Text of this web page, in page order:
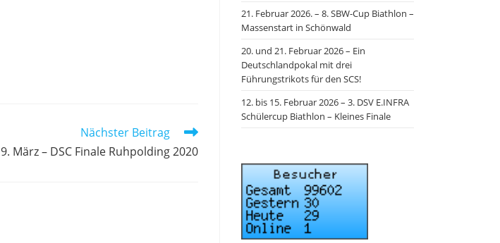
Nächster Beitrag
9. März – DSC Finale Ruhpolding 2020
21. Februar 2026. – 8. SBW-Cup Biathlon –
Massenstart in Schönwald
20. und 21. Februar 2026 – Ein
Deutschlandpokal mit drei
Führungstrikots für den SCS!
12. bis 15. Februar 2026 – 3. DSV E.INFRA
Schülercup Biathlon – Kleines Finale